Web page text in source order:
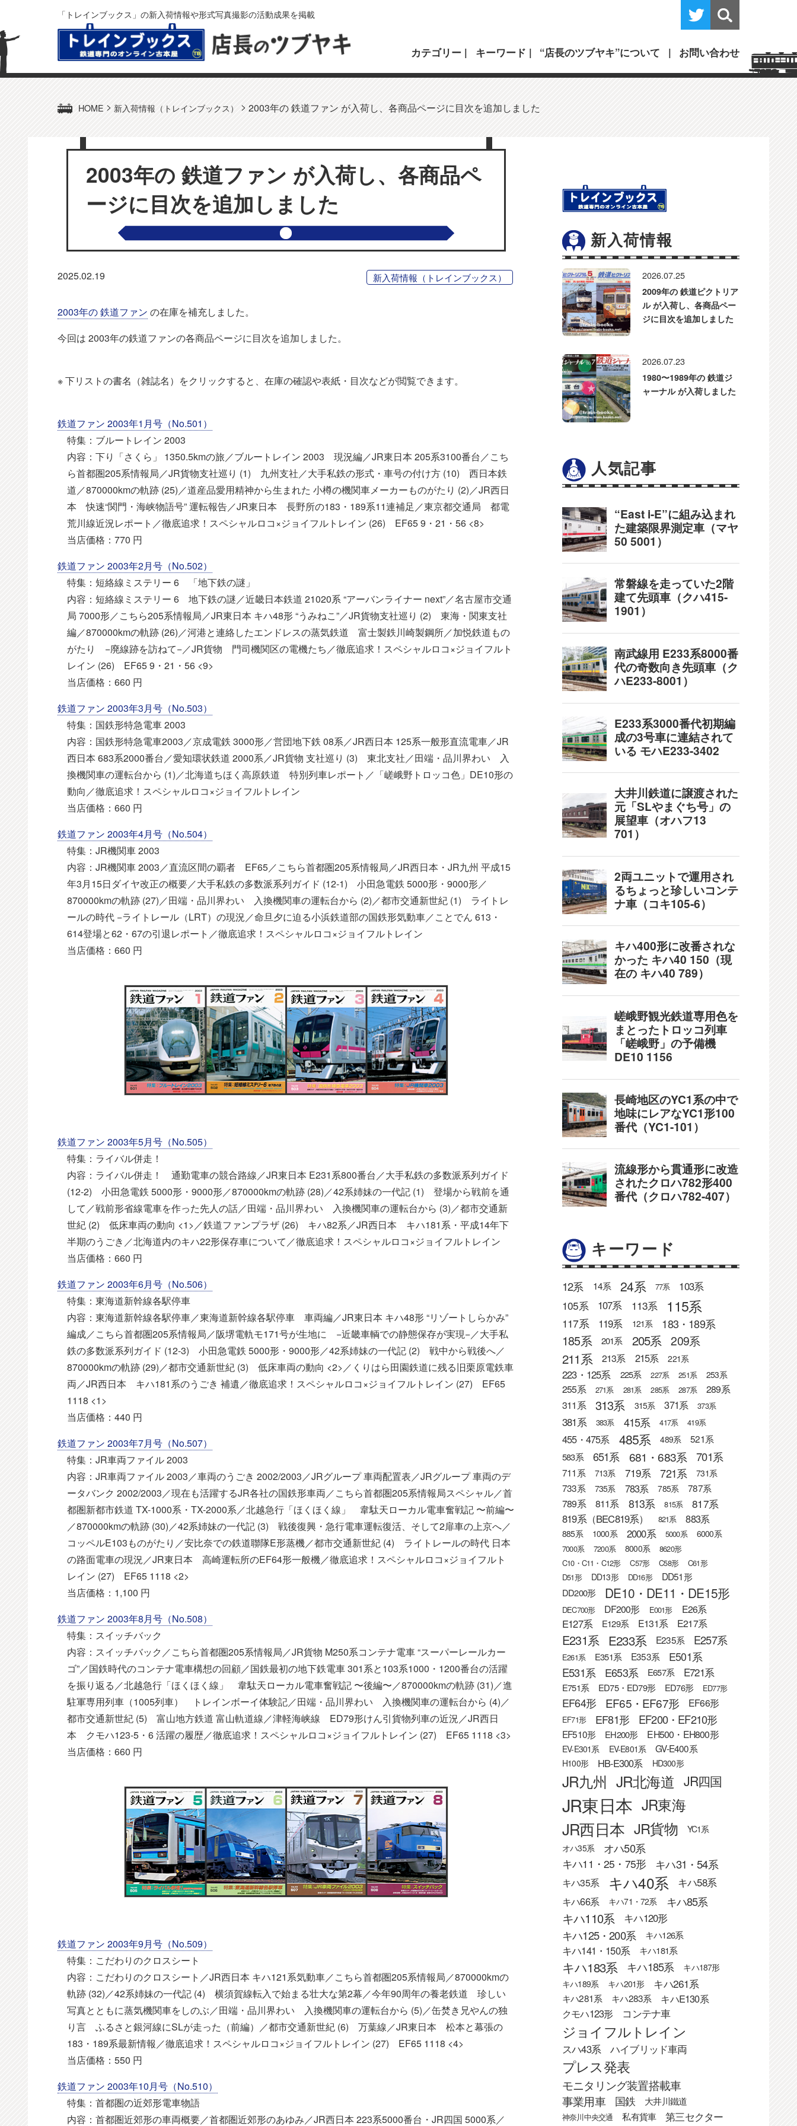
「トレインブックス」の新入荷情報や形式写真撮影の活動成果を掲載
カテゴリー キーワード “店長のツブヤキ”について お問い合わせ
HOME > 新入荷情報（トレインブックス） > 2003年の 鉄道ファン が入荷し、各商品ページに目次を追加しました
2003年の 鉄道ファン が入荷し、各商品ペ
ージに目次を追加しました
2025.02.19 新入荷情報（トレインブックス）
2003年の 鉄道ファン の在庫を補充しました。
今回は 2003年の鉄道ファンの各商品ページに目次を追加しました。
※ 下リストの書名（雑誌名）をクリックすると、在庫の確認や表紙・目次などが閲覧できます。
鉄道ファン 2003年1月号（No.501）
特集：ブルートレイン 2003
内容：下り「さくら」 1350.5kmの旅／ブルートレイン 2003 現況編／JR東日本 205系3100番台／こち
ら首都圏205系情報局／JR貨物支社巡り (1) 九州支社／大手私鉄の形式・車号の付け方 (10) 西日本鉄
道／870000kmの軌跡 (25)／道産品愛用精神から生まれた 小樽の機関車メーカーものがたり (2)／JR西日
本 快速“関門・海峡物語号” 運転報告／JR東日本 長野所の183・189系11連補足／東京都交通局 都電
荒川線近況レポート／徹底追求！スペシャルロコ×ジョイフルトレイン (26) EF65 9・21・56 <8>
当店価格：770 円
鉄道ファン 2003年2月号（No.502）
特集：短絡線ミステリー 6 「地下鉄の謎」
内容：短絡線ミステリー 6 地下鉄の謎／近畿日本鉄道 21020系 “アーバンライナー next”／名古屋市交通
局 7000形／こちら205系情報局／JR東日本 キハ48形 “うみねこ”／JR貨物支社巡り (2) 東海・関東支社
編／870000kmの軌跡 (26)／河港と連絡したエンドレスの蒸気鉄道 富士製鉄川崎製鋼所／加悦鉄道もの
がたり −廃線跡を訪ねて−／JR貨物 門司機関区の電機たち／徹底追求！スペシャルロコ×ジョイフルト
レイン (26) EF65 9・21・56 <9>
当店価格：660 円
鉄道ファン 2003年3月号（No.503）
特集：国鉄形特急電車 2003
内容：国鉄形特急電車2003／京成電鉄 3000形／営団地下鉄 08系／JR西日本 125系一般形直流電車／JR
西日本 683系2000番台／愛知環状鉄道 2000系／JR貨物 支社巡り (3) 東北支社／田端・品川界わい 入
換機関車の運転台から (1)／北海道ちほく高原鉄道 特別列車レポート／「嵯峨野トロッコ色」DE10形の
動向／徹底追求！スペシャルロコ×ジョイフルトレイン
当店価格：660 円
鉄道ファン 2003年4月号（No.504）
特集：JR機関車 2003
内容：JR機関車 2003／直流区間の覇者 EF65／こちら首都圏205系情報局／JR西日本・JR九州 平成15
年3月15日ダイヤ改正の概要／大手私鉄の多数派系列ガイド (12-1) 小田急電鉄 5000形・9000形／
870000kmの軌跡 (27)／田端・品川界わい 入換機関車の運転台から (2)／都市交通新世紀 (1) ライトレ
ールの時代 −ライトレール（LRT）の現況／命旦夕に迫る小浜鉄道部の国鉄形気動車／ことでん 613・
614登場と62・67の引退レポート／徹底追求！スペシャルロコ×ジョイフルトレイン
当店価格：660 円
鉄道ファン 2003年5月号（No.505）
特集：ライバル併走！
内容：ライバル併走！ 通勤電車の競合路線／JR東日本 E231系800番台／大手私鉄の多数派系列ガイド
(12-2) 小田急電鉄 5000形・9000形／870000kmの軌跡 (28)／42系姉妹の一代記 (1) 登場から戦前を通
して／戦前形省線電車を作った先人の話／田端・品川界わい 入換機関車の運転台から (3)／都市交通新
世紀 (2) 低床車両の動向 <1>／鉄道ファンプラザ (26) キハ82系／JR西日本 キハ181系・平成14年下
半期のうごき／北海道内のキハ22形保存車について／徹底追求！スペシャルロコ×ジョイフルトレイン
当店価格：660 円
鉄道ファン 2003年6月号（No.506）
特集：東海道新幹線各駅停車
内容：東海道新幹線各駅停車／東海道新幹線各駅停車 車両編／JR東日本 キハ48形 “リゾートしらかみ”
編成／こちら首都圏205系情報局／阪堺電軌モ171号が生地に −近畿車輌での静態保存が実現−／大手私
鉄の多数派系列ガイド (12-3) 小田急電鉄 5000形・9000形／42系姉妹の一代記 (2) 戦中から戦後へ／
870000kmの軌跡 (29)／都市交通新世紀 (3) 低床車両の動向 <2>／くりはら田園鉄道に残る旧栗原電鉄車
両／JR西日本 キハ181系のうごき 補遺／徹底追求！スペシャルロコ×ジョイフルトレイン (27) EF65
1118 <1>
当店価格：440 円
鉄道ファン 2003年7月号（No.507）
特集：JR車両ファイル 2003
内容：JR車両ファイル 2003／車両のうごき 2002/2003／JRグループ 車両配置表／JRグループ 車両のデ
ータバンク 2002/2003／現在も活躍するJR各社の国鉄形車両／こちら首都圏205系情報局スペシャル／首
都圏新都市鉄道 TX-1000系・TX-2000系／北越急行「ほくほく線」 韋駄天ローカル電車奮戦記 〜前編〜
／870000kmの軌跡 (30)／42系姉妹の一代記 (3) 戦後復興・急行電車運転復活、そして2扉車の上京へ／
コッペルE103ものがたり／安比奈での鉄道聯隊E形蒸機／都市交通新世紀 (4) ライトレールの時代 日本
の路面電車の現況／JR東日本 高崎運転所のEF64形一般機／徹底追求！スペシャルロコ×ジョイフルト
レイン (27) EF65 1118 <2>
当店価格：1,100 円
鉄道ファン 2003年8月号（No.508）
特集：スイッチバック
内容：スイッチバック／こちら首都圏205系情報局／JR貨物 M250系コンテナ電車 “スーパーレールカー
ゴ”／国鉄時代のコンテナ電車構想の回顧／国鉄最初の地下鉄電車 301系と103系1000・1200番台の活躍
を振り返る／北越急行「ほくほく線」 韋駄天ローカル電車奮戦記 〜後編〜／870000kmの軌跡 (31)／進
駐軍専用列車（1005列車） トレインボーイ体験記／田端・品川界わい 入換機関車の運転台から (4)／
都市交通新世紀 (5) 富山地方鉄道 富山軌道線／津軽海峡線 ED79形けん引貨物列車の近況／JR西日
本 クモハ123-5・6 活躍の履歴／徹底追求！スペシャルロコ×ジョイフルトレイン (27) EF65 1118 <3>
当店価格：660 円
鉄道ファン 2003年9月号（No.509）
特集：こだわりのクロスシート
内容：こだわりのクロスシート／JR西日本 キハ121系気動車／こちら首都圏205系情報局／870000kmの
軌跡 (32)／42系姉妹の一代記 (4) 横須賀線転入で始まる壮大な第2幕／今年90周年の養老鉄道 珍しい
写真とともに蒸気機関車をしのぶ／田端・品川界わい 入換機関車の運転台から (5)／缶焚き兄やんの独
り言 ふるさと銀河線にSLが走った（前編）／都市交通新世紀 (6) 万葉線／JR東日本 松本と幕張の
183・189系最新情報／徹底追求！スペシャルロコ×ジョイフルトレイン (27) EF65 1118 <4>
当店価格：550 円
鉄道ファン 2003年10月号（No.510）
特集：首都圏の近郊形電車物語
内容：首都圏近郊形の車両概要／首都圏近郊形のあゆみ／JR西日本 223系5000番台・JR四国 5000系／
新入荷情報
2026.07.25
2009年の 鉄道ピクトリア
ル が入荷し、各商品ペー
ジに目次を追加しました
2026.07.23
1980〜1989年の 鉄道ジ
ャーナル が入荷しました
人気記事
キーワード
12系 14系 24系 77系 103系
105系 107系 113系 115系
117系 119系 121系 183・189系
185系 201系 205系 209系
211系 213系 215系 221系
223・125系 225系 227系 251系 253系
255系 271系 281系 285系 287系
289系
311系
313系 315系 371系 373系
381系 383系 415系 417系 419系
455・475系 485系 489系 521系
583系 651系 681・683系 701系
711系 713系 719系 721系 731系
733系 735系 783系 785系 787系
789系 811系 813系 815系 817系
819系（BEC819系） 821系 883系
885系 1000系 2000系 5000系 6000系
7000系 7200系 8000系
8620形
C10・C11・C12形
C57形 C58形
C61形
D51形
DD13形 DD16形 DD51形
DD200形 DE10・DE11・DE15形
DEC700形 DF200形 E001形 E26系
E127系 E129系 E131系 E217系
E231系 E233系 E235系 E257系
E261系 E351系 E353系 E501系
E531系 E653系 E657系 E721系
E751系 ED75・ED79形 ED76形 ED77形
EF64形 EF65・EF67形 EF66形
EF71形 EF81形 EF200・EF210形
EF510形 EH200形 EH500・EH800形
EV-E301系 EV-E801系 GV-E400系
H100形 HB-E300系 HD300形
JR九州 JR北海道 JR四国
JR東日本 JR東海
JR西日本 JR貨物
YC1系
オハ35系
オハ50系
キハ11・25・75形 キハ31・54系
キハ35系 キハ40系
キハ58系
キハ66系
キハ71・72系 キハ85系
キハ110系 キハ120形
キハ125・200系 キハ126系
キハ141・150系 キハ181系
キハ183系 キハ185系
キハ187形
キハ189系
キハ201形 キハ261系
キハ281系 キハ283系
キハE130系
クモハ123形
コンテナ車
ジョイフルトレイン
スハ43系 ハイブリッド車両
プレス発表
モニタリング装置搭載車
事業用車 国鉄 大井川鐵道
神奈川中央交通 私有貨車
第三セクター